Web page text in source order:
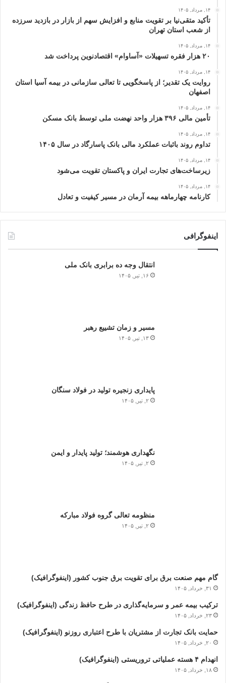
۱۴, مرداد, ۱۴۰۵
تأکید متقی‌نیا بر تقویت منابع و افزایش سهم از بازار در بازدید سرزده
از شعب استان تهران
۱۴, مرداد, ۱۴۰۵
۲۰ هزار فقره تسهیلات «آساوام» اقتصادنوین پرداخت شد
۱۴, مرداد, ۱۴۰۵
روایت یک تقدیر؛ از پاسخگویی تا تعالی سازمانی در بیمه آسیا استان
اصفهان
۱۴, مرداد, ۱۴۰۵
تأمین مالی ۳۹۶ هزار واحد نهضت ملی توسط بانک مسکن
۱۴, مرداد, ۱۴۰۵
تداوم روند باثبات عملکرد مالی بانک پاسارگاد در سال ۱۴۰۵
۱۴, مرداد, ۱۴۰۵
زیرساخت‌های تجارت ایران و پاکستان تقویت می‌شود
۱۴, مرداد, ۱۴۰۵
کارنامه چهارماهه بیمه آرمان در مسیر کیفیت و تعادل
اینفوگرافی
انتقال وجه ده برابری بانک ملی
۱۶, تیر, ۱۴۰۵
مسیر و زمان تشییع رهبر
۱۳, تیر, ۱۴۰۵
پایداری زنجیره تولید در فولاد سنگان
۲, تیر, ۱۴۰۵
نگهداری هوشمند؛ تولید پایدار و ایمن
۲, تیر, ۱۴۰۵
منظومه تعالی گروه فولاد مبارکه
۲, تیر, ۱۴۰۵
گام مهم صنعت برق برای تقویت برق جنوب کشور (اینفوگرافیک)
۳۱, خرداد, ۱۴۰۵
ترکیب بیمه عمر و سرمایه‌گذاری در طرح حافظ زندگی (اینفوگرافیک)
۲۳, خرداد, ۱۴۰۵
حمایت بانک تجارت از مشتریان با طرح اعتباری روزنو (اینفوگرافیک)
۲۰, خرداد, ۱۴۰۵
انهدام ۴ هسته عملیاتی تروریستی (اینفوگرافیک)
۱۸, خرداد, ۱۴۰۵